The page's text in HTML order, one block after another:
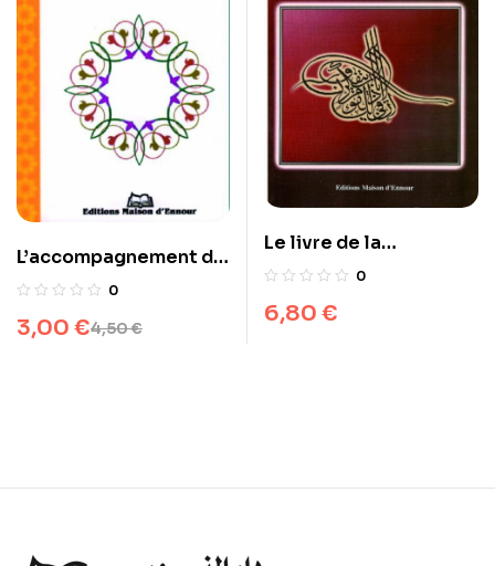
L’accompagnement du
malade
0
4,50€
3,00 €
Le livre de la
méditation
0
6,80 €